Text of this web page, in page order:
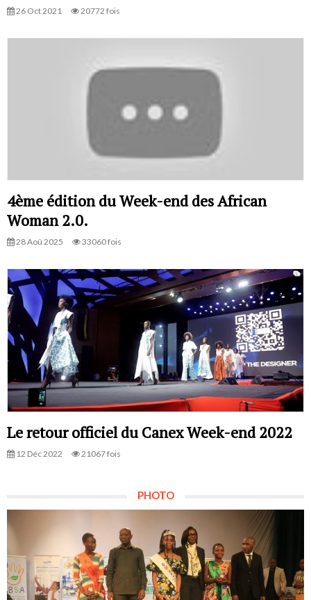
26 Oct 2021 20772 fois
4ème édition du Week-end des African
Woman 2.0.
28 Aoû 2025 33060 fois
Le retour officiel du Canex Week-end 2022
12 Déc 2022 21067 fois
PHOTO